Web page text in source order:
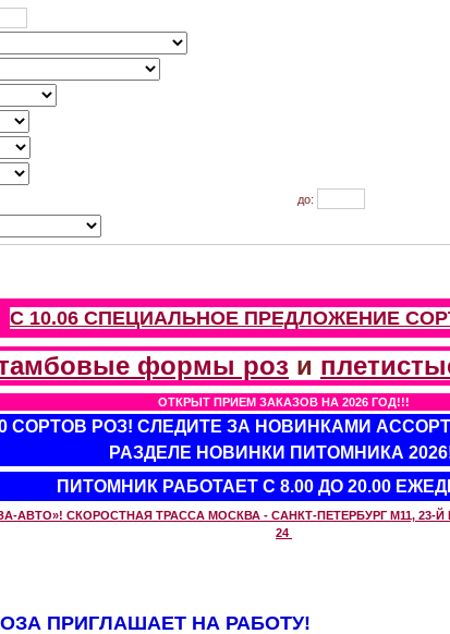
до:
С 10.06 СПЕЦИАЛЬНОЕ ПРЕДЛОЖЕНИЕ
формы роз и
ОТКРЫТ ПРИЕМ ЗАКАЗОВ НА 2026 ГОД!!!
СОРТОВ РОЗ! СЛЕДИТЕ ЗА НОВИНКАМИ
РАЗДЕЛЕ НОВИНКИ ПИТОМНИКА
ПИТОМНИК РАБОТАЕТ С 8.00 ДО 20.00
АВТО»! СКОРОСТНАЯ ТРАССА МОСКВА - САНКТ-ПЕТЕРБУРГ М11, 23-
24
ПРИГЛАШАЕТ НА РАБОТУ!